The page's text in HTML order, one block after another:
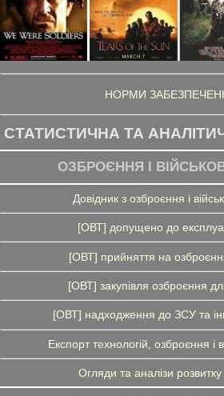
НОРМИ
СТАТИСТИЧНА ТА
ОЗБРОЄННЯ І
Довідник з озброєння і
[ОВТ] допущено до
[ОВТ] прийняття на
[ОВТ] закупівля озброєння
[ОВТ] надходження до ЗСУ та
Експорт технологій, озброєння і
Огляди та аналізи